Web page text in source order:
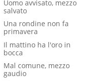
Uomo avvisato, mezzo
salvato
Una rondine non fa
primavera
Il mattino ha l'oro in
bocca
Mal comune, mezzo
gaudio